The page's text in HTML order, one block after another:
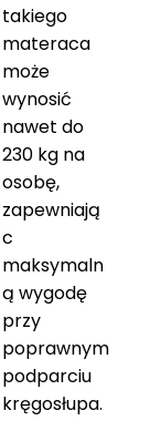
takiego
materaca
może
wynosić
nawet do
230 kg na
osobę,
zapewniają
c
maksymaln
ą wygodę
przy
poprawnym
podparciu
kręgosłupa.